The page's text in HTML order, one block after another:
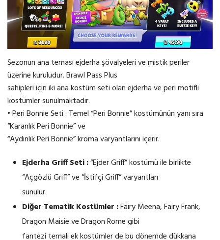
Sezonun ana teması ejderha şövalyeleri ve mistik periler
üzerine kuruludur. Brawl Pass Plus
sahipleri için iki ana kostüm seti olan ejderha ve peri motifli
kostümler sunulmaktadır.
• Peri Bonnie Seti : Temel “Peri Bonnie” kostümünün yanı sıra
“Karanlık Peri Bonnie” ve
“Aydınlık Peri Bonnie” kroma varyantlarını içerir.
Ejderha Griff Seti :“Ejder Griff” kostümü ile birlikte
“Açgözlü Griff” ve “İstifçi Griff” varyantları
sunulur.
Diğer Tematik Kostümler :Fairy Meena, Fairy Frank,
Dragon Maisie ve Dragon Rome gibi
fantezi temalı ek kostümler de bu dönemde dükkana